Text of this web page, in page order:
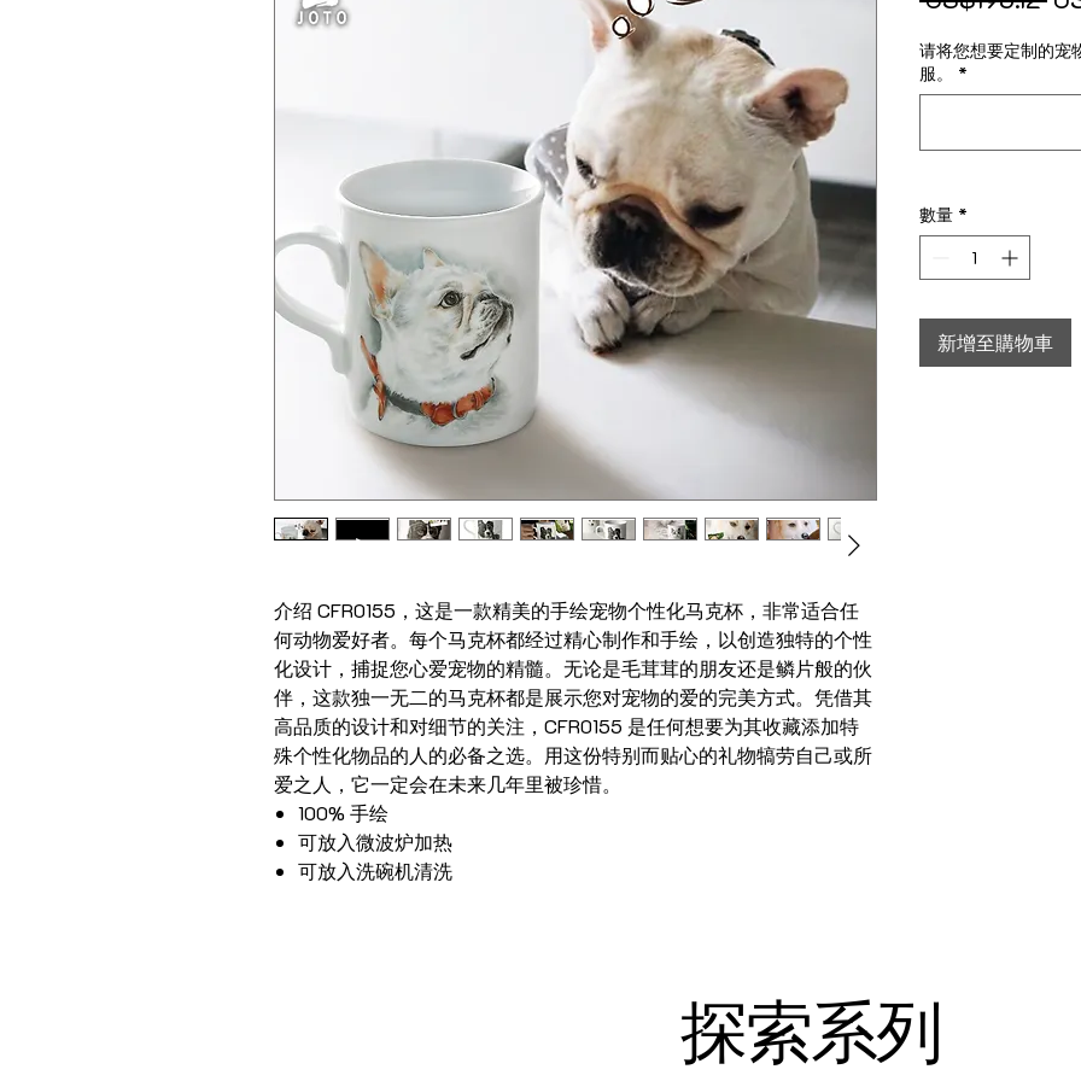
介绍 CFR0155，这是一款精美的手绘宠物个性化马克杯，非常适合任
何动物爱好者。每个马克杯都经过精心制作和手绘，以创造独特的个性
化设计，捕捉您心爱宠物的精髓。无论是毛茸茸的朋友还是鳞片般的伙
伴，这款独一无二的马克杯都是展示您对宠物的爱的完美方式。凭借其
高品质的设计和对细节的关注，CFR0155 是任何想要为其收藏添加特
殊个性化物品的人的必备之选。用这份特别而贴心的礼物犒劳自己或所
爱之人，它一定会在未来几年里被珍惜。
100% 手绘
可放入微波炉加热
可放入洗碗机清洗
请将您想要定制的宠
服。
*
數量 *
新增至購物車
探索系列